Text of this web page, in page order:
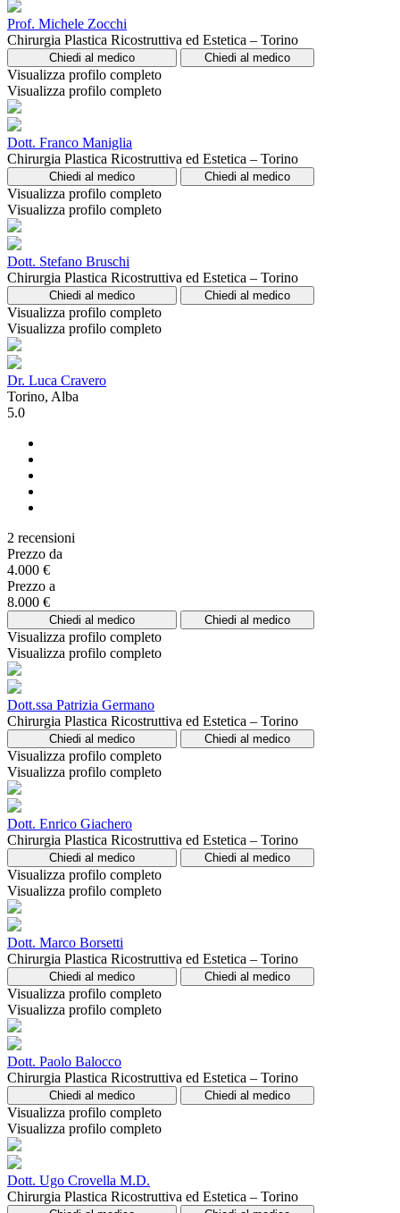
Prof. Michele Zocchi
Chirurgia Plastica Ricostruttiva ed Estetica – Torino
Chiedi al medico Chiedi al medico
Visualizza profilo completo
Visualizza profilo completo
Dott. Franco Maniglia
Chirurgia Plastica Ricostruttiva ed Estetica – Torino
Chiedi al medico Chiedi al medico
Visualizza profilo completo
Visualizza profilo completo
Dott. Stefano Bruschi
Chirurgia Plastica Ricostruttiva ed Estetica – Torino
Chiedi al medico Chiedi al medico
Visualizza profilo completo
Visualizza profilo completo
Dr. Luca Cravero
Torino, Alba
5.0
2 recensioni
Prezzo da
4.000 €
Prezzo a
8.000 €
Chiedi al medico Chiedi al medico
Visualizza profilo completo
Visualizza profilo completo
Dott.ssa Patrizia Germano
Chirurgia Plastica Ricostruttiva ed Estetica – Torino
Chiedi al medico Chiedi al medico
Visualizza profilo completo
Visualizza profilo completo
Dott. Enrico Giachero
Chirurgia Plastica Ricostruttiva ed Estetica – Torino
Chiedi al medico Chiedi al medico
Visualizza profilo completo
Visualizza profilo completo
Dott. Marco Borsetti
Chirurgia Plastica Ricostruttiva ed Estetica – Torino
Chiedi al medico Chiedi al medico
Visualizza profilo completo
Visualizza profilo completo
Dott. Paolo Balocco
Chirurgia Plastica Ricostruttiva ed Estetica – Torino
Chiedi al medico Chiedi al medico
Visualizza profilo completo
Visualizza profilo completo
Dott. Ugo Crovella M.D.
Chirurgia Plastica Ricostruttiva ed Estetica – Torino